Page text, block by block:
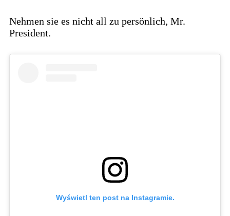
Nehmen sie es nicht all zu persönlich, Mr.
President.
Wyświetl ten post na Instagramie.